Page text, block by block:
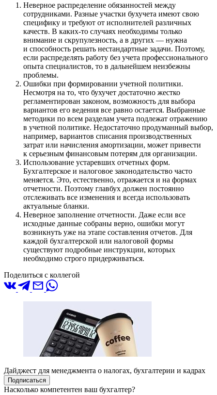
Неверное распределение обязанностей между
сотрудниками. Разные участки бухучета имеют свою
специфику и требуют от исполнителей различных
качеств. В каких-то случаях необходимы только
внимание и скрупулезность, а в других — нужна
и способность решать нестандартные задачи. Поэтому,
если распределять работу без учета профессионального
опыта специалистов, то в дальнейшем неизбежны
проблемы.
Ошибки при формировании учетной политики.
Несмотря на то, что бухучет достаточно жестко
регламентирован законом, возможность для выбора
вариантов его ведения все равно остается. Выбранные
методики по всем разделам учета подлежат отражению
в учетной политике. Недостаточно продуманный выбор,
например, вариантов списания производственных
затрат или начисления амортизации, может привести
к серьезным финансовым потерям для организации.
Использование устаревших отчетных форм.
Бухгалтерское и налоговое законодательство часто
меняется. Это, естественно, отражается и на формах
отчетности. Поэтому главбух должен постоянно
отслеживать все изменения и всегда использовать
актуальные бланки.
Неверное заполнение отчетности. Даже если все
исходные данные собраны верно, ошибки могут
возникнуть уже на этапе составления отчетов. Для
каждой бухгалтерской или налоговой формы
существуют подробные инструкции, которых
необходимо строго придерживаться.
Поделиться с коллегой
Дайджест для менеджмента о налогах, бухгалтерии и кадрах
Подписаться
Насколько компетентен ваш бухгалтер?